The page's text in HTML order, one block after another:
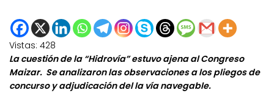
Vistas: 428
La cuestión de la “Hidrovía” estuvo ajena al Congreso
Maizar. Se analizaron las observaciones a los pliegos de
concurso y adjudicación del la vía navegable.